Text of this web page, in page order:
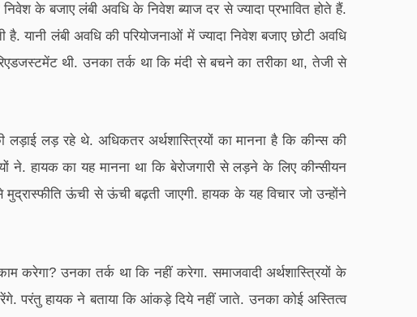
के बजाए लंबी अवधि के निवेश ब्याज दर से ज्यादा प्रभावित होते हैं.
यानी लंबी अवधि की परियोजनाओं में ज्यादा निवेश बजाए छोटी अवधि
थी. उनका तर्क था कि मंदी से बचने का तरीका था, तेजी से
लड़ रहे थे. अधिकतर अर्थशास्त्रियों का मानना है कि कीन्स की
हायक का यह मानना था कि बेरोजगारी से लड़ने के लिए कीन्सीयन
ऊंची से ऊंची बढ़ती जाएगी. हायक के यह विचार जो उन्होंने
उनका तर्क था कि नहीं करेगा. समाजवादी अर्थशास्त्रियों के
परंतु हायक ने बताया कि आंकड़े दिये नहीं जाते. उनका कोई अस्तित्व